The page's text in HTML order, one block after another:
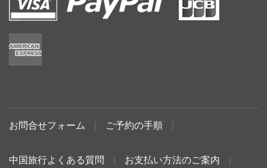
お問合せフォーム ご予約の手順
中国旅行よくある質問 お支払い方法のご案内